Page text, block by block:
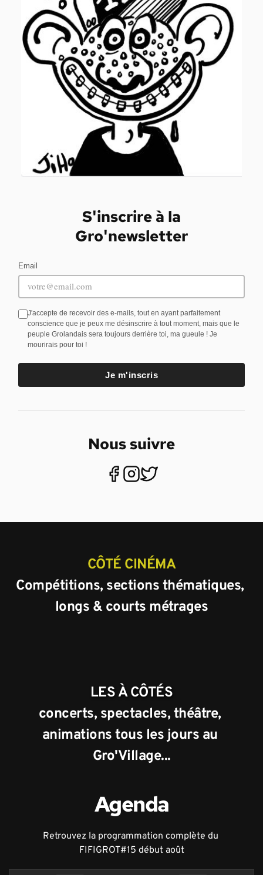
S'inscrire à la
Gro'newsletter
Email
J'accepte de recevoir des e-mails, tout en ayant parfaitement
conscience que je peux me désinscrire à tout moment, mais que le
peuple Grolandais sera toujours derrière toi, ma gueule ! Je
mourirais pour toi !
Je m'inscris
Nous suivre
CÔTÉ CINÉMA
Compétitions, sections thématiques,
longs & courts métrages
LES À CÔTÉS
concerts, spectacles, théâtre,
animations tous les jours au
Gro'Village...
Agenda
Retrouvez la programmation complète du
FIFIGROT#15 début août